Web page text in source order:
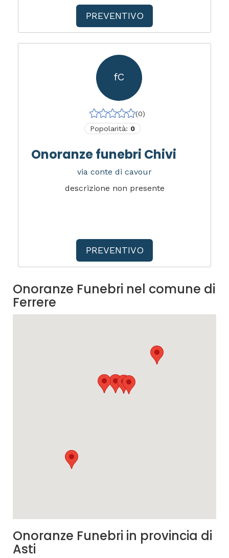
PREVENTIVO
fC
(0)
Popolarità: 0
Onoranze funebri Chivi
via conte di cavour
descrizione non presente
PREVENTIVO
Onoranze Funebri nel comune di
Ferrere
Onoranze Funebri in provincia di
Asti